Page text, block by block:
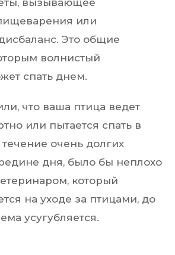
вызывающее
или
Это общие
волнистый
спать днем.
что ваша птица ведет
или пытается спать в
течение очень долгих
дня, было бы неплохо
который
на уходе за птицами, до
усугубляется.